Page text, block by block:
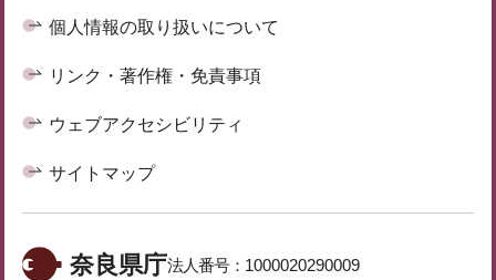
個人情報の取り扱いについて
リンク・著作権・免責事項
ウェブアクセシビリティ
サイトマップ
奈良県庁法人番号： 1000020290009